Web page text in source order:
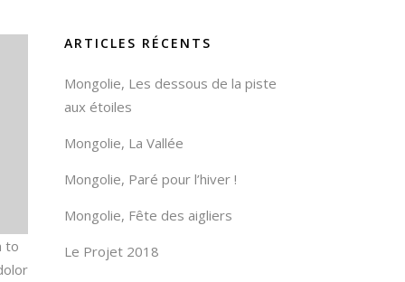
to
ARTICLES RÉCENTS
Mongolie, Les dessous de la piste
aux étoiles
Mongolie, La Vallée
Mongolie, Paré pour l’hiver !
Mongolie, Fête des aigliers
Le Projet 2018